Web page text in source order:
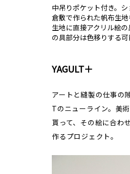
中吊りポケット付き。シ
倉敷で作られた帆布生地
生地に直接アクリル絵
の具部分は色移りする
YAGULT＋
アートと縫製の仕事の
Tのニューライン。美
貰って、その絵に合わ
作るプロジェクト。